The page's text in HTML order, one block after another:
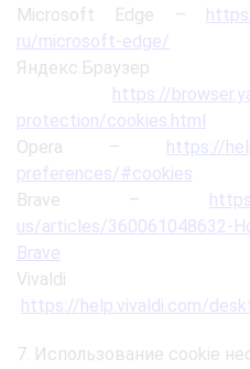
Microsoft Edge –
ru/microsoft-edge/
https://
protection/cookies.html
Opera – https://
preferences/#cookies
Brave –
us/articles/360061048632-
Brave
https://help.vivaldi.com/
7. Использование cookie